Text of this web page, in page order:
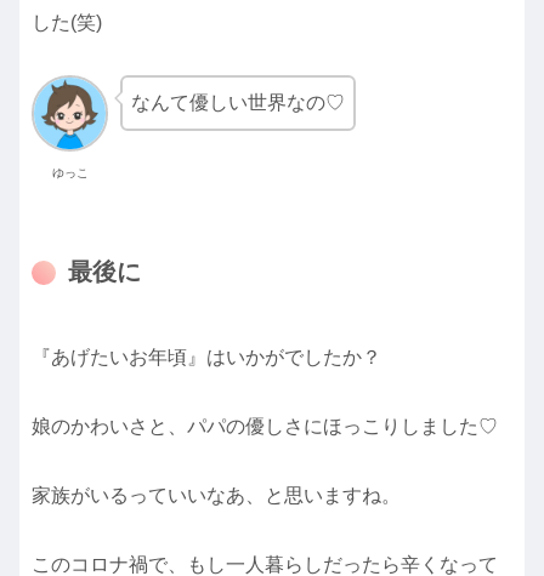
した(笑)
ゆっこ
なんて優しい世界なの♡
最後に
『あげたいお年頃』はいかがでしたか？
娘のかわいさと、パパの優しさにほっこりしました♡
家族がいるっていいなあ、と思いますね。
このコロナ禍で、もし一人暮らしだったら辛くなって